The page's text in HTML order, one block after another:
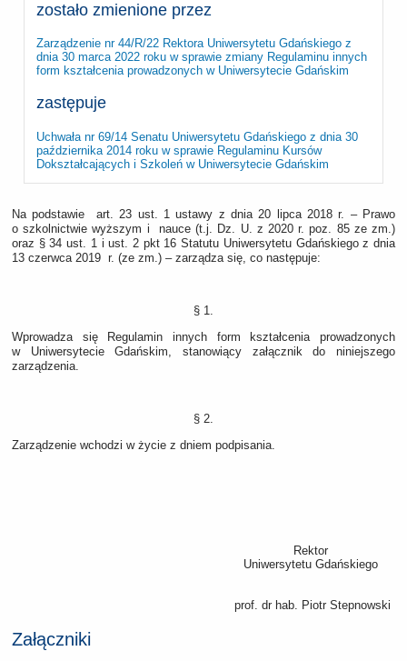
zostało zmienione przez
Zarządzenie nr 44/R/22 Rektora Uniwersytetu Gdańskiego z
dnia 30 marca 2022 roku w sprawie zmiany Regulaminu innych
form kształcenia prowadzonych w Uniwersytecie Gdańskim
zastępuje
Uchwała nr 69/14 Senatu Uniwersytetu Gdańskiego z dnia 30
października 2014 roku w sprawie Regulaminu Kursów
Dokształcających i Szkoleń w Uniwersytecie Gdańskim
Na podstawie art. 23 ust. 1 ustawy z dnia 20 lipca 2018 r. – Prawo
o szkolnictwie wyższym i nauce (t.j. Dz. U. z 2020 r. poz. 85 ze zm.)
oraz § 34 ust. 1 i ust. 2 pkt 16 Statutu Uniwersytetu Gdańskiego z dnia
13 czerwca 2019 r. (ze zm.) ‒ zarządza się, co następuje:
§ 1.
Wprowadza się Regulamin innych form kształcenia prowadzonych
w Uniwersytecie Gdańskim, stanowiący załącznik do niniejszego
zarządzenia.
§ 2.
Zarządzenie wchodzi w życie z dniem podpisania.
Rektor
Uniwersytetu Gdańskiego
prof. dr hab. Piotr Stepnowski
Załączniki